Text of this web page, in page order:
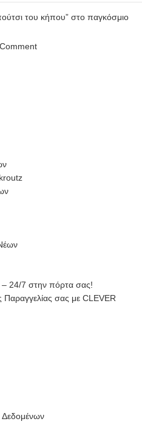
του κήπου” στο παγκόσμιο
24/7 στην πόρτα σας!
σας με CLEVER
Δεδομένων